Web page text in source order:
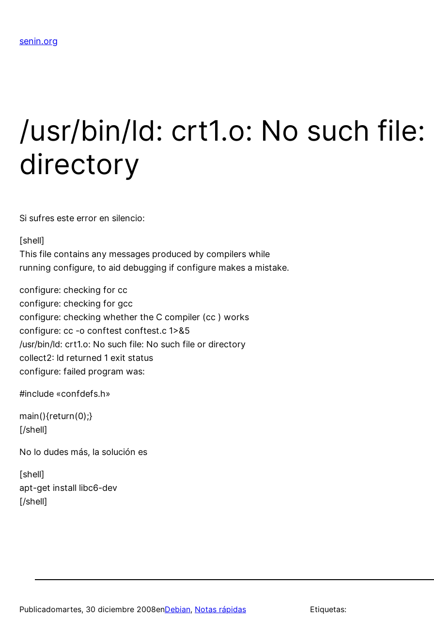
senin.org
/usr/bin/ld: crt1.o: No such
directory
Si sufres este error en silencio:
[shell]
This file contains any messages produced by compilers while
running configure, to aid debugging if configure makes a mistake.
configure: checking for cc
configure: checking for gcc
configure: checking whether the C compiler (cc ) works
configure: cc -o conftest conftest.c 1>&5
/usr/bin/ld: crt1.o: No such file: No such file or directory
collect2: ld returned 1 exit status
configure: failed program was:
#include «confdefs.h»
main(){return(0);}
[/shell]
No lo dudes más, la solución es
[shell]
apt-get install libc6-dev
[/shell]
Publicadomartes, 30 diciembre 2008enDebian, Notas rápidas Etiquetas: